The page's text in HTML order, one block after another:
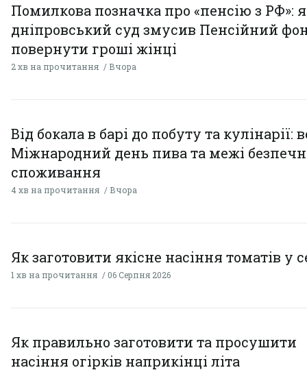
Помилкова позначка про «пенсію з РФ»:
дніпровський суд змусив Пенсійний
повернути гроші жінці
2 хв на прочитання Вчора
Від бокала в барі до побуту та кулінарії:
Міжнародний день пива та межі
споживання
4 хв на прочитання Вчора
Як заготовити якісне насіння томатів у
1 хв на прочитання 06 Серпня 2026
Як правильно заготовити та просушити
насіння огірків наприкінці літа